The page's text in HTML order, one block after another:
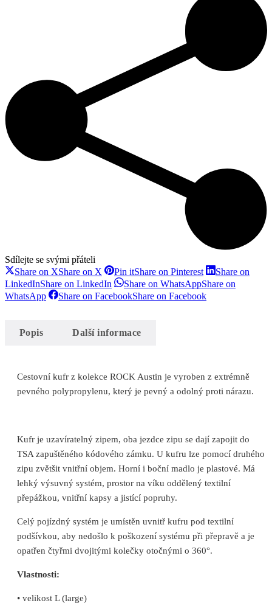
Sdílejte se svými přáteli
Share on XShare on X Pin itShare on Pinterest
Share on
LinkedInShare on LinkedIn Share on WhatsAppShare on
WhatsApp
Share on FacebookShare on Facebook
Popis Další informace
Cestovní kufr z kolekce ROCK Austin je vyroben z extrémně
pevného polypropylenu, který je pevný a odolný proti nárazu.
Kufr je uzavíratelný zipem, oba jezdce zipu se dají zapojit do
TSA zapuštěného kódového zámku. U kufru lze pomocí druhého
zipu zvětšit vnitřní objem. Horní i boční madlo je plastové. Má
lehký výsuvný systém, prostor na víku oddělený textilní
přepážkou, vnitřní kapsy a jistící popruhy.
Celý pojízdný systém je umístěn uvnitř kufru pod textilní
podšívkou, aby nedošlo k poškození systému při přepravě a je
opatřen čtyřmi dvojitými kolečky otočnými o 360°.
Vlastnosti:
• velikost L (large)